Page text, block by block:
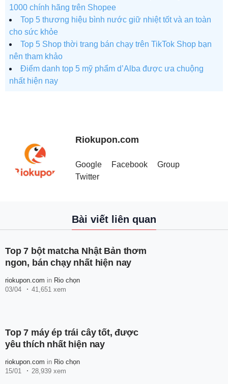
1000 chính hãng trên Shopee
Top 5 thương hiệu bình nước giữ nhiệt tốt và an toàn
cho sức khỏe
Top 5 Shop thời trang bán chạy trên TikTok Shop bạn
nên tham khảo
Điểm danh top 5 mỹ phẩm d’Alba được ưa chuộng
nhất hiện nay
Riokupon.com
Google Facebook
Group
Twitter
Bài viết liên quan
Top 7 bột matcha Nhật Bản thơm
ngon, bán chạy nhất hiện nay
riokupon.com in Rio chọn
03/04
41,651 xem
Top 7 máy ép trái cây tốt, được
yêu thích nhất hiện nay
riokupon.com in Rio chọn
15/01
28,939 xem